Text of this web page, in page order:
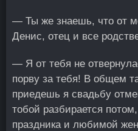
— Ты же знаешь, что от
Денис, отец и все
— Я от тебя не
порву за тебя! В общем
приедешь я свадьбу
тобой разбирается
праздника и любимой